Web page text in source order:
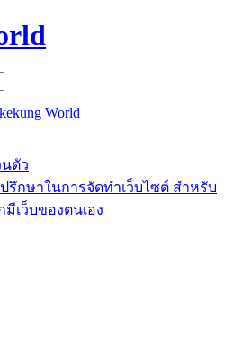
World
ตัว
รึกษาในการจัดทำเว็บไซต์ สำหรับ
มีเว็บของตนเอง